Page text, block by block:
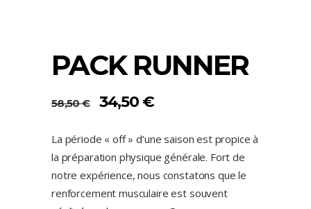
PACK RUNNER
58,50€
LE
INITIAL
ÉTAIT :
58,50 €.
34,50 €LE
ACTUEL
EST :
34,50 €.
La période « off » d’une saison est propice à
la préparation physique générale. Fort de
notre expérience, nous constatons que le
renforcement musculaire est souvent